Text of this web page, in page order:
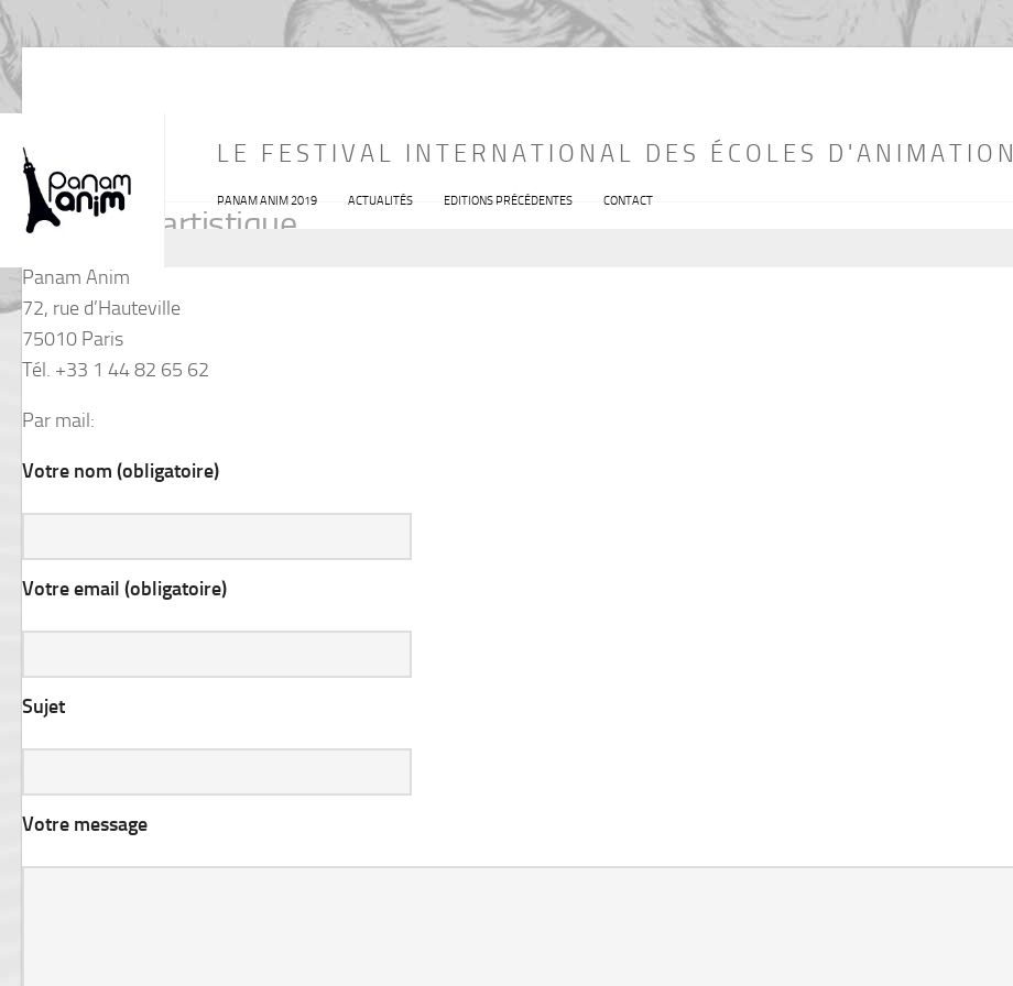
LE FESTIVAL INTERNATIONAL DES ÉCOLES D'ANIMATION
PANAM ANIM 2019 ACTUALITÉS EDITIONS PRÉCÉDENTES CONTACT
Directeur artistique
Panam Anim
72, rue d’Hauteville
75010 Paris
Tél. +33 1 44 82 65 62
Par mail:
Votre nom (obligatoire)
Votre email (obligatoire)
Sujet
Votre message